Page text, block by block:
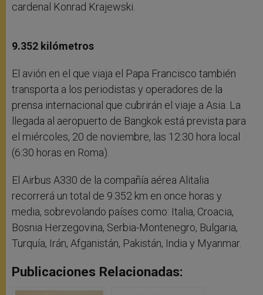
cardenal Konrad Krajewski.
9.352 kilómetros
El avión en el que viaja el Papa Francisco también
transporta a los periodistas y operadores de la
prensa internacional que cubrirán el viaje a Asia. La
llegada al aeropuerto de Bangkok está prevista para
el miércoles, 20 de noviembre, las 12:30 hora local
(6:30 horas en Roma).
El Airbus A330 de la compañía aérea Alitalia
recorrerá un total de 9.352 km en once horas y
media, sobrevolando países como: Italia, Croacia,
Bosnia Herzegovina, Serbia-Montenegro, Bulgaria,
Turquía, Irán, Afganistán, Pakistán, India y Myanmar.
Publicaciones Relacionadas: